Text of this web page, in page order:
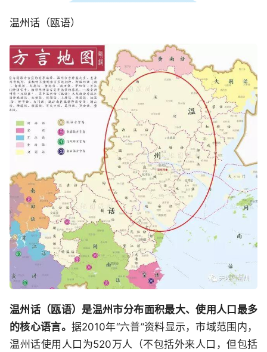
温州话（瓯语）
温州话（瓯语）是温州市分布面积最大、使用人口最多
的核心语言。 据2010年“六普”资料显示，市域范围内，
温州话使用人口为520万人（不包括外来人口，但包括